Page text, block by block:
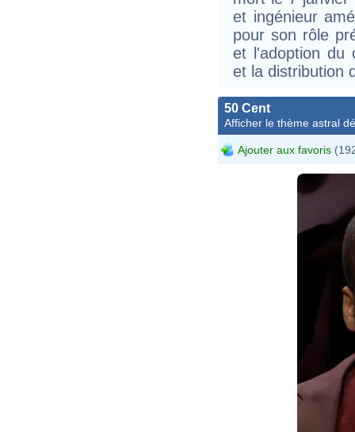
et ingénieur
pour son rôle
et l'adoption du
et la distribution
50 Cent
Afficher le thème astral
Ajouter aux favoris